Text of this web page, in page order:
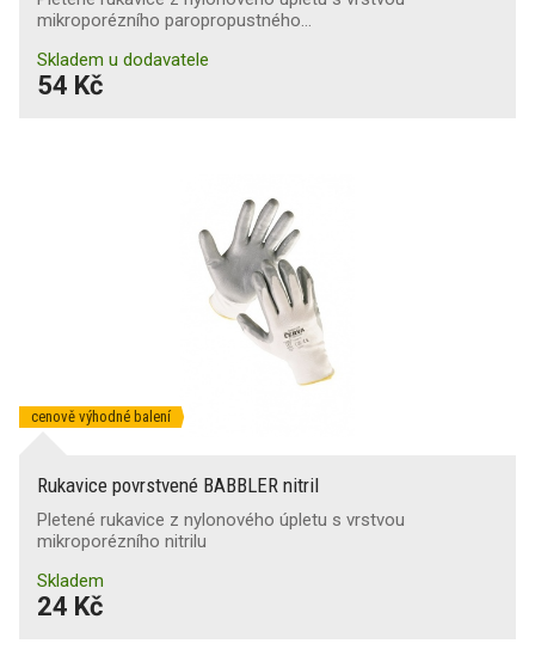
mikroporézního paropropustného…
Skladem u dodavatele
54 Kč
cenově výhodné balení
Rukavice povrstvené BABBLER nitril
Pletené rukavice z nylonového úpletu s vrstvou
mikroporézního nitrilu
Skladem
24 Kč